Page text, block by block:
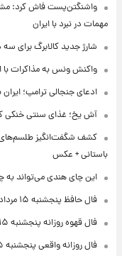
واشنگتن‌پست فاش کرد:
مهمات در نبرد با ایران
شارژ جدید کالابرگ برای
واکنش ونس به مذاکرات با
ادعای جنجالی ترامپ؛
آش یخ؛ غذای سنتی خنکی که
کشف شگفت‌انگیز
باستانی + عکس
این چای هندی می‌تواند
فال حافظ پنجشنبه ۱۵ مرداد ماه ۱۴۰۵
فال قهوه روزانه پنجشنبه ۱۵ مرداد ماه ۱۴۰۵
فال روزانه واقعی پنجشنبه ۱۵ مرداد ۱۴۰۵